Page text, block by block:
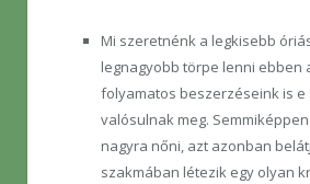
Mi szeretnénk a legkisebb
legnagyobb törpe lenni ebben
folyamatos beszerzéseink is e
valósulnak meg.
nagyra nőni, azt azonban
szakmában létezik egy olyan